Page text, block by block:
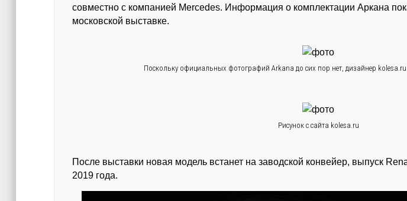
совместно с компанией Mercedes. Информация о комплектации Аркана
московской выставке.
Поскольку официальных фотографий Arkana до сих пор нет, дизайнер
Рисунок с сайта kolesa.ru
После выставки новая модель встанет на заводской конвейер, выпуск
2019 года.